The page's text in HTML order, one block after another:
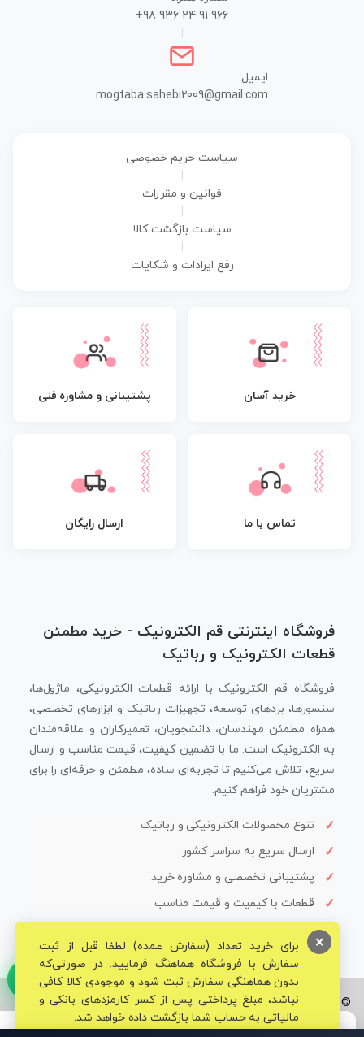
+98 936 24 91 966
ایمیل
mogtaba.sahebi2009@gmail.com
سیاست حریم خصوصی
قوانین و مقررات
سیاست بازگشت کالا
رفع ایرادات و شکایات
خرید آسان پشتیبانی و مشاوره فنی
تماس با ما ارسال رایگان
فروشگاه اینترنتی قم الکترونیک - خرید مطمئن
قطعات الکترونیک و رباتیک
فروشگاه قم الکترونیک با ارائه قطعات الکترونیکی، ماژول‌ها،
سنسورها، بردهای توسعه، تجهیزات رباتیک و ابزارهای تخصصی،
همراه مطمئن مهندسان، دانشجویان، تعمیرکاران و علاقه‌مندان
به الکترونیک است. ما با تضمین کیفیت، قیمت مناسب و ارسال
سریع، تلاش می‌کنیم تا تجربه‌ای ساده، مطمئن و حرفه‌ای را برای
مشتریان خود فراهم کنیم.
تنوع محصولات الکترونیکی و رباتیک
ارسال سریع به سراسر کشور
پشتیبانی تخصصی و مشاوره خرید
قطعات با کیفیت و قیمت مناسب
© تمامی حقوق برای فروشگاه تخصصی قم الکترونیک محفوظ می‌باشد.
برای خرید تعداد (سفارش عمده) لطفا قبل از ثبت
سفارش با فروشگاه هماهنگ فرمایید. در صورتی‌که
بدون هماهنگی سفارش ثبت شود و موجودی کالا کافی
نباشد، مبلغ پرداختی پس از کسر کارمزدهای بانکی و
مالیاتی به حساب شما بازگشت داده خواهد شد.
×